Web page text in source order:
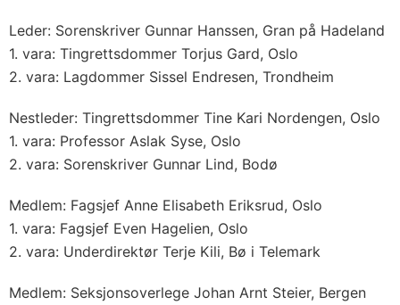
Leder: Sorenskriver Gunnar Hanssen, Gran på Hadeland
1. vara: Tingrettsdommer Torjus Gard, Oslo
2. vara: Lagdommer Sissel Endresen, Trondheim
Nestleder: Tingrettsdommer Tine Kari Nordengen, Oslo
1. vara: Professor Aslak Syse, Oslo
2. vara: Sorenskriver Gunnar Lind, Bodø
Medlem: Fagsjef Anne Elisabeth Eriksrud, Oslo
1. vara: Fagsjef Even Hagelien, Oslo
2. vara: Underdirektør Terje Kili, Bø i Telemark
Medlem: Seksjonsoverlege Johan Arnt Steier, Bergen